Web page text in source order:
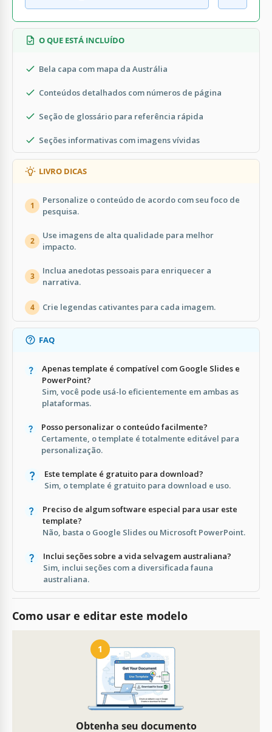
O QUE ESTÁ INCLUÍDO
Bela capa com mapa da Austrália
Conteúdos detalhados com números de página
Seção de glossário para referência rápida
Seções informativas com imagens vívidas
LIVRO DICAS
1
Personalize o conteúdo de acordo com seu foco de
pesquisa.
2
Use imagens de alta qualidade para melhor
impacto.
3
Inclua anedotas pessoais para enriquecer a
narrativa.
4 Crie legendas cativantes para cada imagem.
FAQ
Apenas template é compatível com Google Slides e
PowerPoint?
Sim, você pode usá-lo eficientemente em ambas as
plataformas.
Posso personalizar o conteúdo facilmente?
Certamente, o template é totalmente editável para
personalização.
Este template é gratuito para download?
Sim, o template é gratuito para download e uso.
Preciso de algum software especial para usar este
template?
Não, basta o Google Slides ou Microsoft PowerPoint.
Inclui seções sobre a vida selvagem australiana?
Sim, inclui seções com a diversificada fauna
australiana.
Como usar e editar este modelo
1
Obtenha seu documento